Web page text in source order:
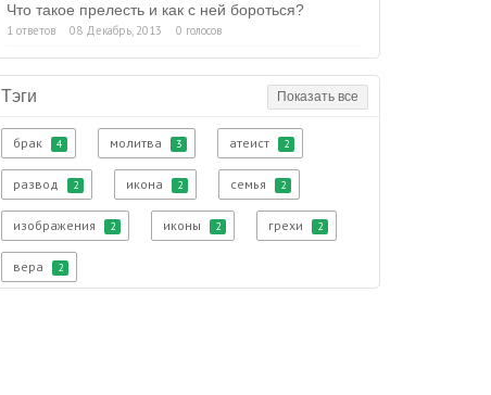
Что такое прелесть и как с ней бороться?
1 ответов 08 Декабрь, 2013 0 голосов
Тэги Показать все
брак 4 молитва 3 атеист 2
развод 2 икона 2 семья 2
изображения 2 иконы 2 грехи 2
вера 2